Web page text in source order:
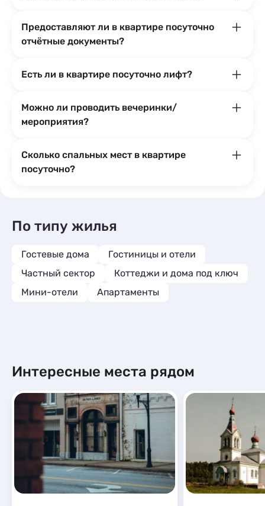
Предоставляют ли в квартире посуточно
отчётные документы?
Есть ли в квартире посуточно лифт?
Можно ли проводить вечеринки/
мероприятия?
Сколько спальных мест в квартире
посуточно?
По типу жилья
Гостевые дома
Гостиницы и отели
Частный сектор
Коттеджи и дома под ключ
Мини-отели
Апартаменты
Интересные места рядом